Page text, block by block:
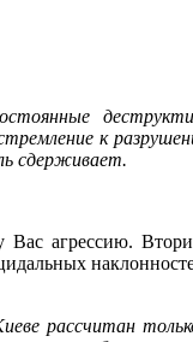
к
сдерживает.
агрессию.
рассчитан